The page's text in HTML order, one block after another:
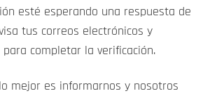
esté esperando una respuesta de
tus correos electrónicos y
para completar la verificación.
mejor es informarnos y nosotros